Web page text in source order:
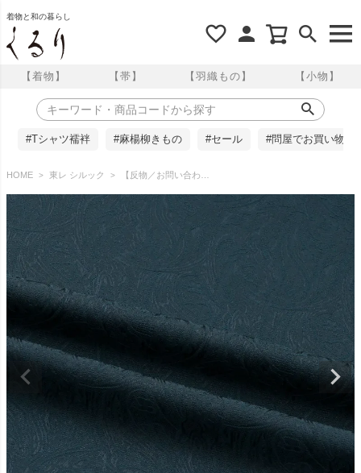
着物と和の暮らし
【着物】 【帯】 【羽織もの】 【小物】
#Tシャツ襦袢 #麻楊柳きもの #セール #問屋でお買い物
HOME 東レ シルック 【反物／お問い合わせ商品】東レシルック 色無地